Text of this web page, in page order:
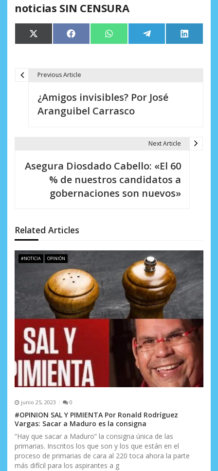
noticias SIN CENSURA
Compartir
en
X
(Twitter)
Compartir
en
Facebook Compartir
en
WhatsApp Compartir
en
Telegram
en
LinkedIn
ó
n
d
e
n
a
d
a
s
Previous Article
¿Amigos invisibles? Por José
Aranguibel Carrasco
Next Article
Asegura Diosdado Cabello: «El 60
% de nuestros candidatos a
gobernaciones son nuevos»
Related Articles
#NOTICIA OPINIÓN
junio 25, 2023 0
#OPINION SAL Y PIMIENTA Por Ronald Rodríguez
Vargas: Sacar a Maduro es la consigna
“Hay que sacar a Maduro” la consigna única de las
primarias. Inscritos los que son y los que están en el
proceso de primarias de cara al 220 toca ahora la parte
más difícil para los aspirantes a g